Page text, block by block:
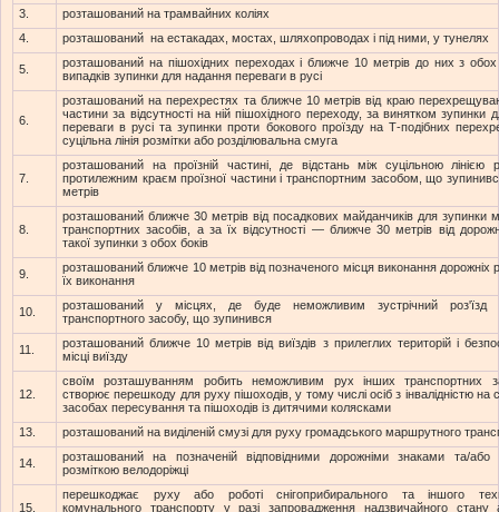
3.
розташований на трамвайних коліях
4.
розташований на естакадах, мостах, шляхопроводах і під ними, у тунелях
5.
розташований на пішохідних переходах і ближче 10 метрів до них з обох
випадків зупинки для надання переваги в русі
6.
розташований на перехрестях та ближче 10 метрів від краю
частини за відсутності на ній пішохідного переходу, за винятком зупинки
переваги в русі та зупинки проти бокового проїзду на Т-подібних
суцільна лінія розмітки або розділювальна смуга
7.
розташований на проїзній частині, де відстань між суцільною лінією
протилежним краєм проїзної частини і транспортним засобом, що
метрів
8.
розташований ближче 30 метрів від посадкових майданчиків для зупинки
транспортних засобів, а за їх відсутності — ближче 30 метрів від
такої зупинки з обох боків
9.
розташований ближче 10 метрів від позначеного місця виконання дорожніх
їх виконання
10.
розташований у місцях, де буде неможливим зустрічний роз'їзд
транспортного засобу, що зупинився
11.
розташований ближче 10 метрів від виїздів з прилеглих територій і
місці виїзду
12.
своїм розташуванням робить неможливим рух інших транспортних
створює перешкоду для руху пішоходів, у тому числі осіб з інвалідністю на
засобах пересування та пішоходів із дитячими колясками
13.
розташований на виділеній смузі для руху громадського маршрутного
14.
розташований на позначеній відповідними дорожніми знаками та/або
розміткою велодоріжці
15.
перешкоджає руху або роботі снігоприбирального та іншого
комунального транспорту у разі запровадження надзвичайного стану